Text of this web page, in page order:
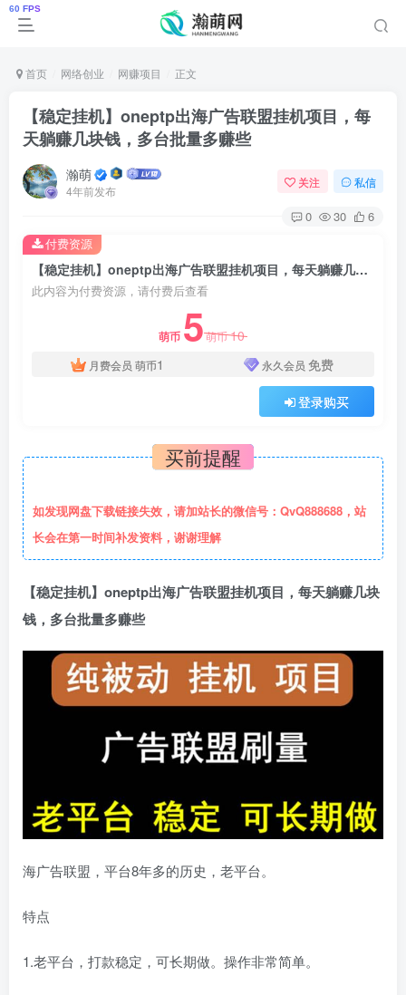
首页 网络创业 网赚项目 正文
【稳定挂机】oneptp出海广告联盟挂机项目，每
天躺赚几块钱，多台批量多赚些
瀚萌
4年前发布
关注 私信
0 30 6
【稳定挂机】oneptp出海广告联盟挂机项目，每天躺赚几块钱，多台批量多赚些
此内容为付费资源，请付费后查看
萌币 5萌币10
月费会员 萌币1 永久会员 免费
登录购买
付费资源
买前提醒
如发现网盘下载链接失效，请加站长的微信号：QvQ888688，站
长会在第一时间补发资料，谢谢理解
【稳定挂机】oneptp出海广告联盟挂机项目，每天躺赚几块
钱，多台批量多赚些
海广告联盟，平台8年多的历史，老平台。
特点
1.老平台，打款稳定，可长期做。操作非常简单。